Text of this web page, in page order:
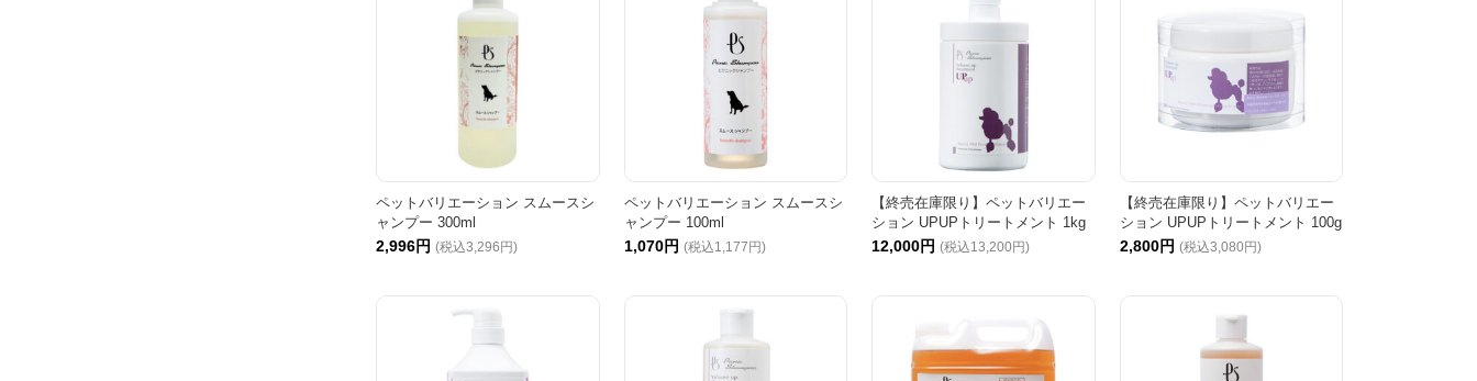
ペットバリエーション スムースシ
ャンプー 300ml
2,996円 (税込3,296円)
ペットバリエーション スムースシ
ャンプー 100ml
1,070円 (税込1,177円)
【終売在庫限り】ペットバリエー
ション UPUPトリートメント 1kg
12,000円 (税込13,200円)
【終売在庫限り】ペットバリエー
ション UPUPトリートメント 100g
2,800円 (税込3,080円)